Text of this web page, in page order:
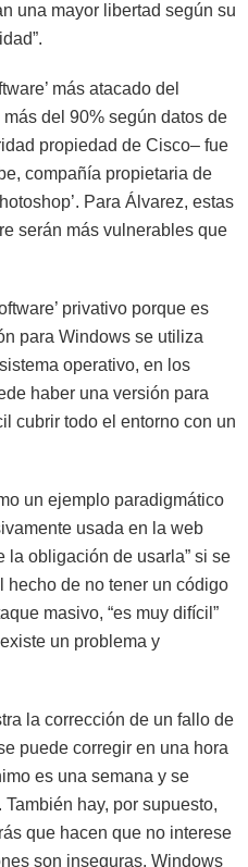
una mayor libertad según su
más atacado del
del 90% según datos de
propiedad de Cisco– fue
compañía propietaria de
Para Álvarez, estas
serán más vulnerables que
privativo porque es
para Windows se utiliza
operativo, en los
haber una versión para
cubrir todo el entorno con un
un ejemplo paradigmático
usada en la web
la obligación de usarla” si se
hecho de no tener un código
masivo, “es muy difícil”
un problema y
la corrección de un fallo de
puede corregir en una hora
es una semana y se
hay, por supuesto,
que hacen que no interese
son inseguras. Windows